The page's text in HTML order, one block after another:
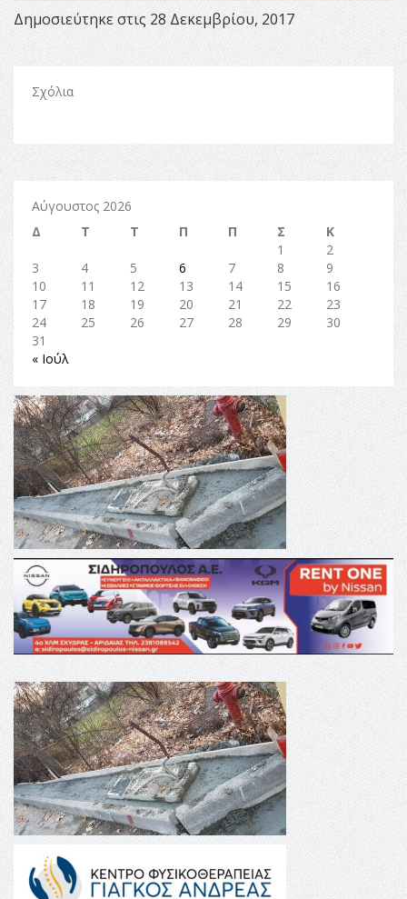
Δημοσιεύτηκε στις 28 Δεκεμβρίου, 2017
Σχόλια
Αύγουστος 2026
Δ
Τ Τ Π Π Σ
Κ
1
2
3
4 5 6 7 8
9
10
11 12 13 14 15
16
17
18 19 20 21 22
23
24
25 26 27 28 29
30
31
« Ιούλ